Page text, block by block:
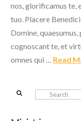
nos, glorificamus te,
tuo. Placere
Domine,
cognoscant te, et
omnes qui … Read